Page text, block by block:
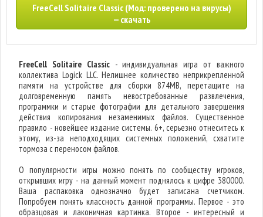
FreeCell Solitaire Classic (Мод: проверено на вирусы)
— скачать
FreeCell Solitaire Classic- индивидуальная игра от важного
коллектива Logick LLC. Нелишнее количество неприкрепленной
памяти на устройстве для сборки 874MB, перетащите на
долговременную память невостребованные развлечения,
программки и старые фотографии для детального завершения
действия копирования незаменимых файлов. Существенное
правило - новейшее издание системы. 6+, серьезно отнеситесь к
этому, из-за неподходящих системных положений, схватите
тормоза с переносом файлов.
О популярности игры можно понять по сообществу игроков,
открывших игру - на данный момент поднялось к цифре 380000.
Ваша распаковка однозначно будет записана счетчиком.
Попробуем понять классность данной программы. Первое - это
образцовая и лаконичная картинка. Второе - интересный и